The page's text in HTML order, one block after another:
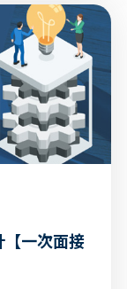
一次面接